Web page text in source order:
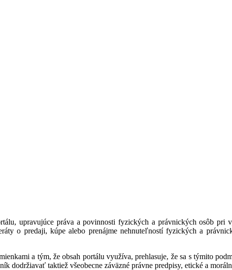
upravujúce práva a povinnosti fyzických a právnických osôb pri
o predaji, kúpe alebo prenájme nehnuteľností fyzických a
a tým, že obsah portálu využíva, prehlasuje, že sa s týmito
dodržiavať taktiež všeobecne záväzné právne predpisy, etické a